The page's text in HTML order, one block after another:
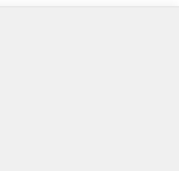
select advertising
personalised
personalise content
personalised content
performance